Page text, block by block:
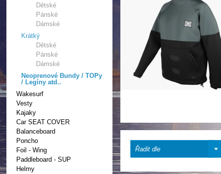
Dětské
Pánské
Dámské
Krátký
Dětské
Pánské
Dámské
Neoprenové Bundy / TOPy
/ Legíny atd..
Wakesurf
Vesty
Kajaky
Car SEAT COVER
Balanceboard
Poncho
Foil - Wing
Paddleboard - SUP
Helmy
Řadit dle